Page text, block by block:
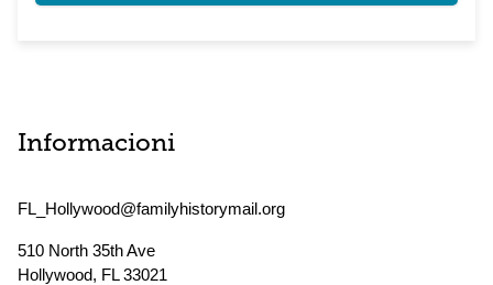
Informacioni
FL_Hollywood@familyhistorymail.org
510 North 35th Ave
Hollywood, FL33021